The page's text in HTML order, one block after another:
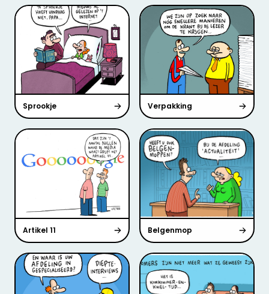
Sprookje Verpakking
Artikel 11 Belgenmop